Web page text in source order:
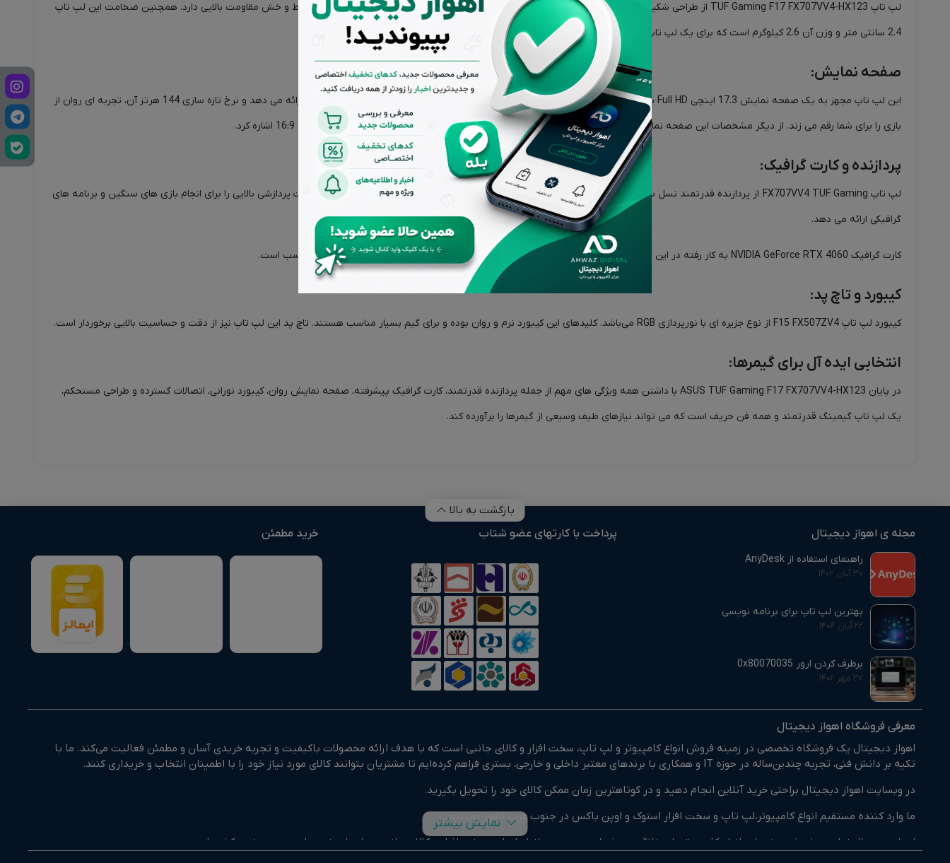
لپ تاپ TUF Gaming F17 FX707VV4-HX123 از طراحی شکیل و مدرنی برخوردار می‌باشد. بدنه این لپ تاپ بسیار باکیفیت بوده و در برابر ضربه و خط و خش مقاومت بالایی دارد. همچنین ضخامت این لپ تاپ
2.4 سانتی متر و وزن آن 2.6 کیلوگرم است که برای یک لپ تاپ گیمینگ 17.3 اینچی قابل قبول است.
صفحه نمایش:
این لپ تاپ مجهز به یک صفحه نمایش 17.3 اینچی Full HD با نرخ تازه سازی 144 هرتز است. صفحه نمایش این لپ تاپ، تصاویر واضح و شفافی را ارائه می دهد و نرخ تازه سازی 144 هرتز آن، تجربه ای روان از
بازی را برای شما رقم می زند. از دیگر مشخصات این صفحه نمایش، می‌توان به sRGB:100%، Adobe:75.35%، G-Sync، پنل vIPS-Level و نسبت ابعاد 16:9 اشاره کرد.
پردازنده و کارت گرافیک:
لپ تاپ FX707VV4 TUF Gaming از پردازنده قدرتمند نسل سیزدهم Intel Core i7-13700H بهره می برد. این پردازنده با 14 هسته و 20 رشته ، قدرت پردازشی بالایی را برای انجام بازی های سنگین و برنامه های
گرافیکی ارائه می دهد.
کارت گرافیک NVIDIA GeForce RTX 4060 به کار رفته در این لپ تاپ، با 8 گیگابایت حافظه GDDR6، برای اجرای جدیدترین بازی ها با تنظیمات بالا مناسب است.
کیبورد و تاچ پد:
کیبورد لپ تاپ F15 FX507ZV4 از نوع جزیره ای با نورپردازی RGB می‌باشد. کلیدهای این کیبورد نرم و روان بوده و برای گیم بسیار مناسب هستند. تاچ پد این لپ تاپ نیز از دقت و حساسیت بالایی برخوردار است.
انتخابی ایده آل برای گیمرها:
در پایان ASUS TUF Gaming F17 FX707VV4-HX123 با داشتن همه ویژگی های مهم از جمله پردازنده قدرتمند، کارت گرافیک پیشرفته، صفحه نمایش روان، کیبورد نورانی، اتصالات گسترده و طراحی مستحکم،
یک لپ تاپ گیمینگ قدرتمند و همه فن حریف است که می تواند نیازهای طیف وسیعی از گیمرها را برآورده کند.
بازگشت به بالا
مجله ی اهواز دیجیتال
راهنمای استفاده از AnyDesk
۳۰ آبان ۱۴۰۲
بهترین لپ تاپ برای برنامه نویسی
۲۲ آبان ۱۴۰۴
برطرف کردن ارور 0x80070035
۲۷ مهر ۱۴۰۲
پرداخت با کارتهای عضو شتاب خرید مطمئن
معرفی فروشگاه اهواز دیجیتال
اهواز دیجیتال یک فروشگاه تخصصی در زمینه فروش انواع کامپیوتر و لپ تاپ، سخت افزار و کالای جانبی است که با هدف ارائه محصولات باکیفیت و تجربه خریدی آسان و مطمئن فعالیت می‌کند. ما با
تکیه بر دانش فنی، تجربه چندین‌ساله در حوزه IT و همکاری با برندهای معتبر داخلی و خارجی، بستری فراهم کرده‌ایم تا مشتریان بتوانند کالای مورد نیاز خود را با اطمینان انتخاب و خریداری کنند.
در وبسایت اهواز دیجیتال براحتی خرید آنلاین انجام دهید و در کوتاهترین زمان ممکن کالای خود را تحویل بگیرید.
ما وارد کننده مستقیم انواع کامپیوتر،لپ تاپ و سخت افزار استوک و اوپن باکس در جنوب غرب کشور هستیم.
اهواز دیجیتال نماینده فروش و خدمات انواع کامپیوترهای خانگی و حرفه ای و همچنین انواع لپتاپ، سخت افزار و کالای جانبی در استان خوزستان و جنوب غرب کشور است.
نمایش بیشتر